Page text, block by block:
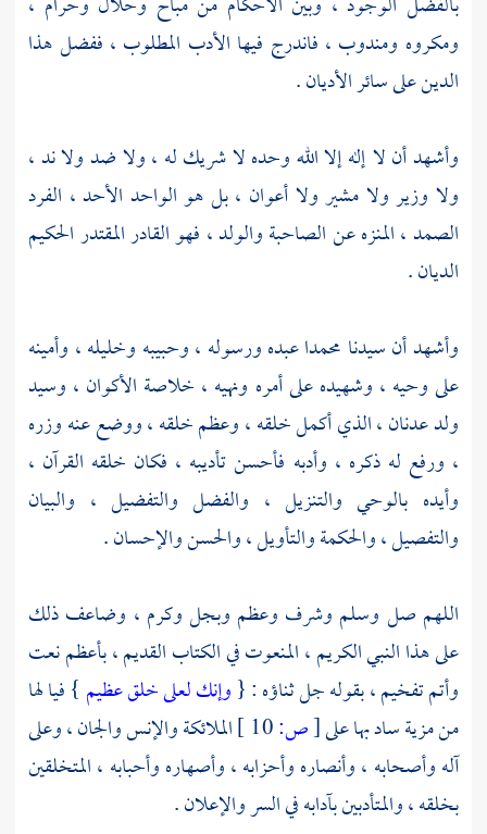
ومكروه ومندوب ، فاندرج فيها الأدب المطلوب ، ففضل هذا
الدين على سائر الأديان .
وأشهد أن لا إله إلا الله وحده لا شريك له ، ولا ضد ولا ند ،
ولا وزير ولا مشير ولا أعوان ، بل هو الواحد الأحد ، الفرد
الصمد ، المنزه عن الصاحبة والولد ، فهو القادر المقتدر الحكيم
الديان .
وأشهد أن سيدنا محمداعبده ورسوله ، وحبيبه وخليله ، وأمينه
على وحيه ، وشهيده على أمره ونهيه ، خلاصة الأكوان ، وسيد
ولد عدنان ، الذي أكمل خلقه ، وعظم خلقه ، ووضع عنه وزره
، ورفع له ذكره ، وأدبه فأحسن تأديبه ، فكان خلقه القرآن ،
وأيده بالوحي والتنزيل ، والفضل والتفضيل ، والبيان
والتفصيل ، والحكمة والتأويل ، والحسن والإحسان .
اللهم صل وسلم وشرف وعظم وبجل وكرم ، وضاعف ذلك
على هذا النبي الكريم ، المنعوت في الكتاب القديم ، بأعظم نعت
وأتم تفخيم ، بقوله جل ثناؤه : {وإنك لعلى خلق عظيم } فيا لها
من مزية ساد بها على[ص:
الملائكة والإنس والجان ، وعلى
آله وأصحابه ، وأنصاره وأحزابه ، وأصهاره وأحبابه ، المتخلقين
بخلقه ، والمتأدبين بآدابه في السر والإعلان .